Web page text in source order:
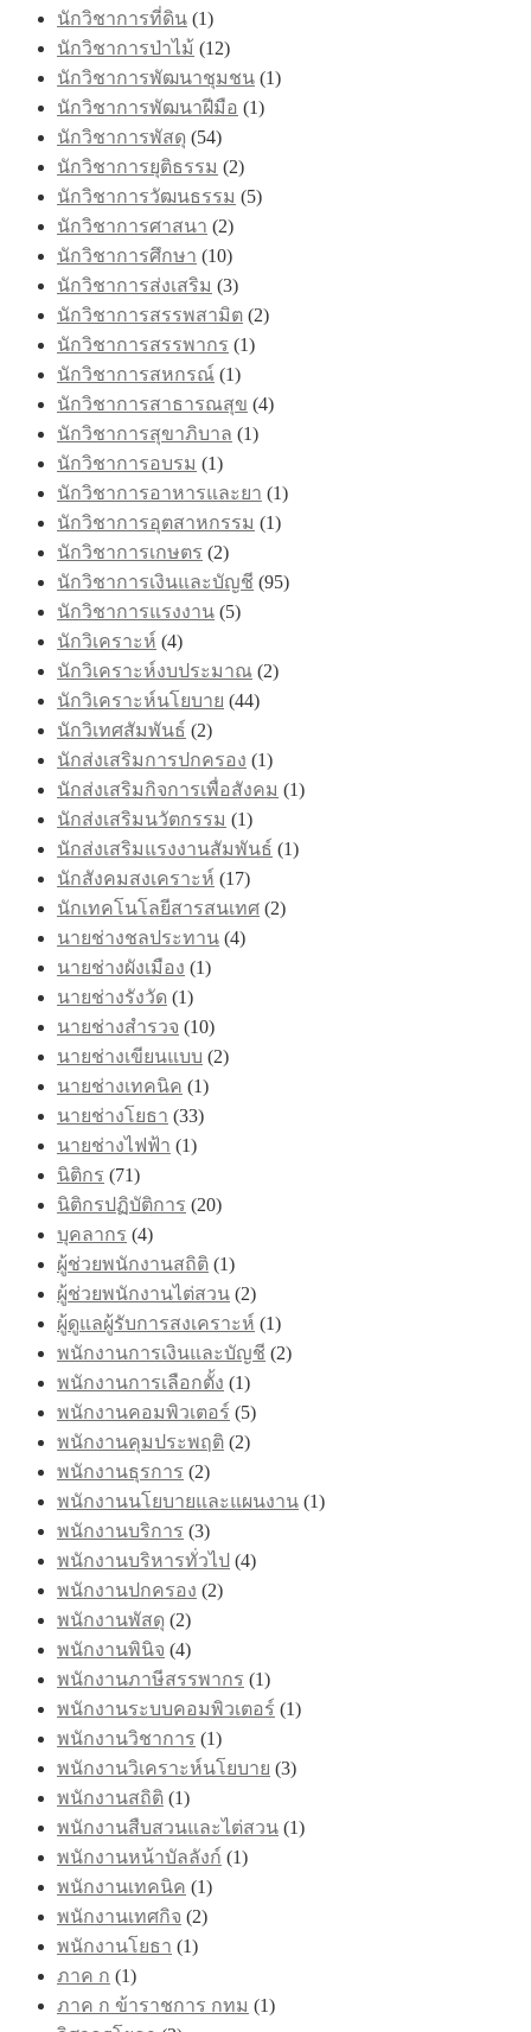
นักวิชาการที่ดิน (1)
นักวิชาการป่าไม้ (12)
นักวิชาการพัฒนาชุมชน (1)
นักวิชาการพัฒนาฝีมือ (1)
นักวิชาการพัสดุ (54)
นักวิชาการยุติธรรม (2)
นักวิชาการวัฒนธรรม (5)
นักวิชาการศาสนา (2)
นักวิชาการศึกษา (10)
นักวิชาการส่งเสริม (3)
นักวิชาการสรรพสามิต (2)
นักวิชาการสรรพากร (1)
นักวิชาการสหกรณ์ (1)
นักวิชาการสาธารณสุข (4)
นักวิชาการสุขาภิบาล (1)
นักวิชาการอบรม (1)
นักวิชาการอาหารและยา (1)
นักวิชาการอุตสาหกรรม (1)
นักวิชาการเกษตร (2)
นักวิชาการเงินและบัญชี (95)
นักวิชาการแรงงาน (5)
นักวิเคราะห์ (4)
นักวิเคราะห์งบประมาณ (2)
นักวิเคราะห์นโยบาย (44)
นักวิเทศสัมพันธ์ (2)
นักส่งเสริมการปกครอง (1)
นักส่งเสริมกิจการเพื่อสังคม (1)
นักส่งเสริมนวัตกรรม (1)
นักส่งเสริมแรงงานสัมพันธ์ (1)
นักสังคมสงเคราะห์ (17)
นักเทคโนโลยีสารสนเทศ (2)
นายช่างชลประทาน (4)
นายช่างผังเมือง (1)
นายช่างรังวัด (1)
นายช่างสำรวจ (10)
นายช่างเขียนแบบ (2)
นายช่างเทคนิค (1)
นายช่างโยธา (33)
นายช่างไฟฟ้า (1)
นิติกร (71)
นิติกรปฏิบัติการ (20)
บุคลากร (4)
ผู้ช่วยพนักงานสถิติ (1)
ผู้ช่วยพนักงานไต่สวน (2)
ผู้ดูแลผู้รับการสงเคราะห์ (1)
พนักงานการเงินและบัญชี (2)
พนักงานการเลือกตั้ง (1)
พนักงานคอมพิวเตอร์ (5)
พนักงานคุมประพฤติ (2)
พนักงานธุรการ (2)
พนักงานนโยบายและแผนงาน (1)
พนักงานบริการ (3)
พนักงานบริหารทั่วไป (4)
พนักงานปกครอง (2)
พนักงานพัสดุ (2)
พนักงานพินิจ (4)
พนักงานภาษีสรรพากร (1)
พนักงานระบบคอมพิวเตอร์ (1)
พนักงานวิชาการ (1)
พนักงานวิเคราะห์นโยบาย (3)
พนักงานสถิติ (1)
พนักงานสืบสวนและไต่สวน (1)
พนักงานหน้าบัลลังก์ (1)
พนักงานเทคนิค (1)
พนักงานเทศกิจ (2)
พนักงานโยธา (1)
ภาค ก (1)
ภาค ก ข้าราชการ กทม (1)